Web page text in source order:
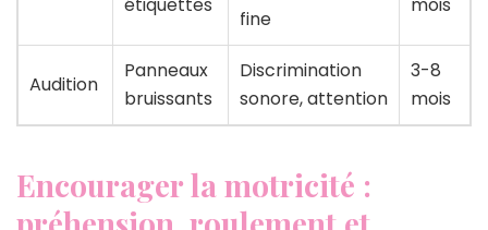
fine
Audition
Panneaux
bruissants
Discrimination
sonore, attention
3-8
mois
Encourager la motricité :